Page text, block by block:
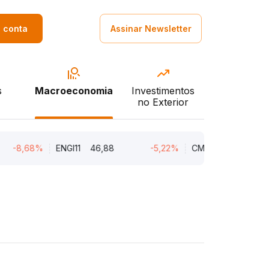
conta Assinar Newsletter
Macroeconomia
Investimentos
no Exterior
-8,68% ENGI11 46,88 -5,22% CMIN3